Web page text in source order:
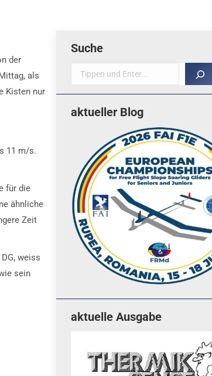
der
als
Kisten nur
11 m/s.
für die
ähnliche
Zeit
weiss
sein
Suche
Suche
aktueller Blog
aktuelle Ausgabe